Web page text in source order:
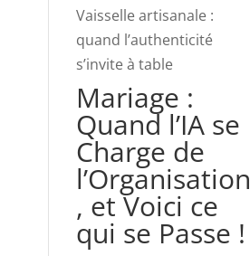
Vaisselle artisanale :
quand l’authenticité
s’invite à table
Mariage :
Quand l’IA se
Charge de
l’Organisation
, et Voici ce
qui se Passe !